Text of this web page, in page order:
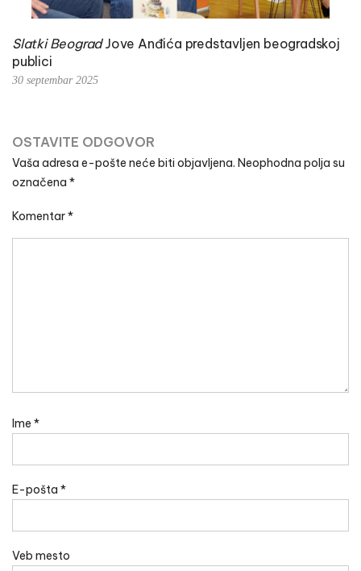
Slatki BeogradJove Anđića predstavljen beogradskoj
publici
30 septembar 2025
OSTAVITE ODGOVOR
Vaša adresa e-pošte neće biti objavljena. Neophodna polja su
označena *
Komentar*
Ime *
E-pošta *
Veb mesto